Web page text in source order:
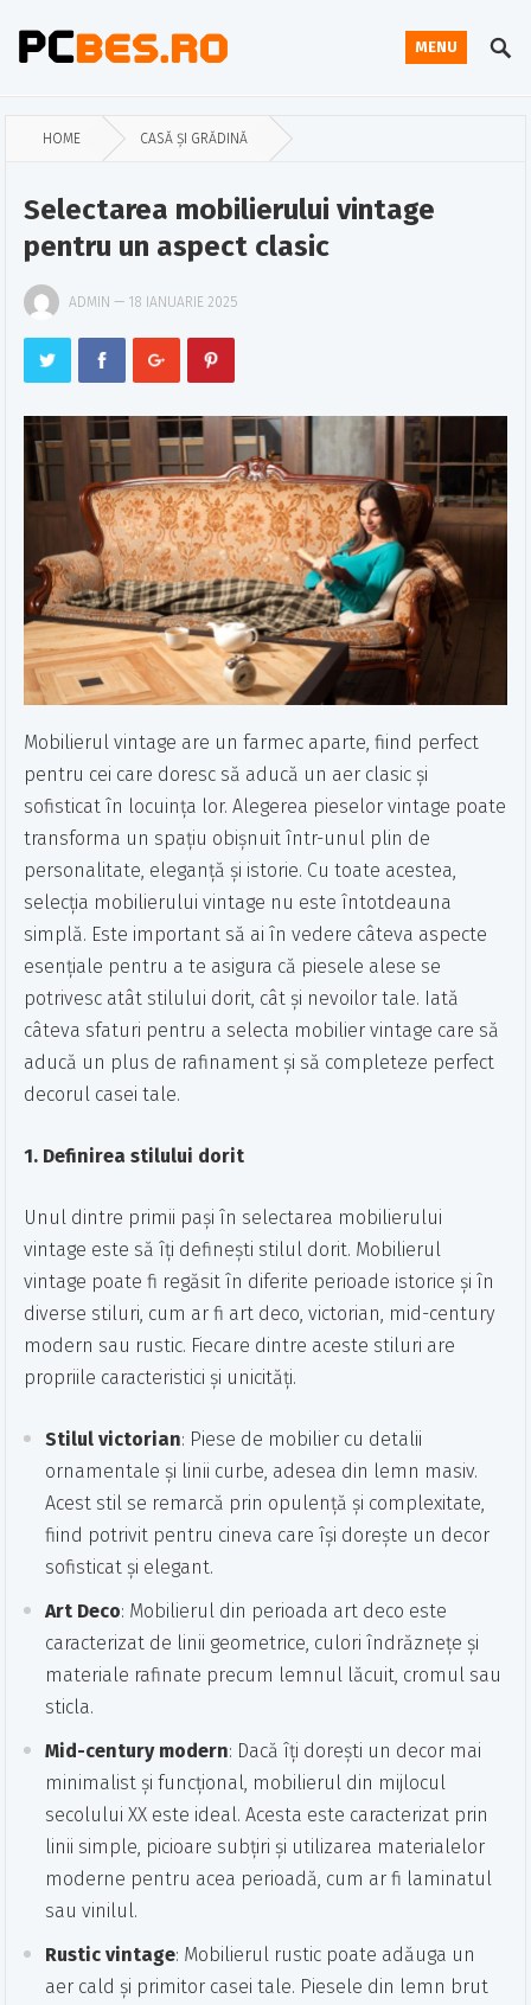
MENU
HOME CASĂ ȘI GRĂDINĂ
Selectarea mobilierului vintage
pentru un aspect clasic
ADMIN — 18 IANUARIE 2025
Mobilierul vintage are un farmec aparte, fiind perfect
pentru cei care doresc să aducă un aer clasic și
sofisticat în locuința lor. Alegerea pieselor vintage poate
transforma un spațiu obișnuit într-unul plin de
personalitate, eleganță și istorie. Cu toate acestea,
selecția mobilierului vintage nu este întotdeauna
simplă. Este important să ai în vedere câteva aspecte
esențiale pentru a te asigura că piesele alese se
potrivesc atât stilului dorit, cât și nevoilor tale. Iată
câteva sfaturi pentru a selecta mobilier vintage care să
aducă un plus de rafinament și să completeze perfect
decorul casei tale.
1. Definirea stilului dorit
Unul dintre primii pași în selectarea mobilierului
vintage este să îți definești stilul dorit. Mobilierul
vintage poate fi regăsit în diferite perioade istorice și în
diverse stiluri, cum ar fi art deco, victorian, mid-century
modern sau rustic. Fiecare dintre aceste stiluri are
propriile caracteristici și unicități.
Stilul victorian: Piese de mobilier cu detalii
ornamentale și linii curbe, adesea din lemn masiv.
Acest stil se remarcă prin opulență și complexitate,
fiind potrivit pentru cineva care își dorește un decor
sofisticat și elegant.
Art Deco: Mobilierul din perioada art deco este
caracterizat de linii geometrice, culori îndrăznețe și
materiale rafinate precum lemnul lăcuit, cromul sau
sticla.
Mid-century modern: Dacă îți dorești un decor mai
minimalist și funcțional, mobilierul din mijlocul
secolului XX este ideal. Acesta este caracterizat prin
linii simple, picioare subțiri și utilizarea materialelor
moderne pentru acea perioadă, cum ar fi laminatul
sau vinilul.
Rustic vintage: Mobilierul rustic poate adăuga un
aer cald și primitor casei tale. Piesele din lemn brut